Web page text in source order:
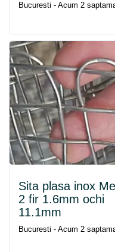
Bucuresti - Acum 2
Sita plasa inox
2 fir 1.6mm ochi
11.1mm
Bucuresti - Acum 2